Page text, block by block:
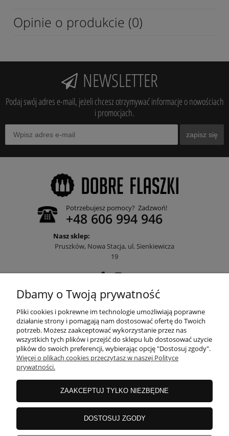
Opinie o produkcie (0)
NEWSLETTER
Podaj swój adres e-mail, jeżeli chcesz otrzymywać informacje o nowościach
i promocjach.
zapisz się
Potrzebujesz pomocy? Zadzwoń!
+48 606 994 946
Nasz sklep:
Pruszków, Nowa Stacja, ul. Sienkiewicza
19
POMOC
MOJE KONTO
PŁATNOŚCI I DOSTAWA
INFORMACJE
Dbamy o Twoją prywatność
Pliki cookies i pokrewne im technologie umożliwiają poprawne
działanie strony i pomagają nam dostosować ofertę do Twoich
potrzeb. Możesz zaakceptować wykorzystanie przez nas
wszystkich tych plików i przejść do sklepu lub dostosować użycie
plików do swoich preferencji, wybierając opcję "Dostosuj zgody".
Więcej o plikach cookies przeczytasz w naszej Polityce
prywatności.
ZAAKCEPTUJ TYLKO NIEZBĘDNE
DOSTOSUJ ZGODY